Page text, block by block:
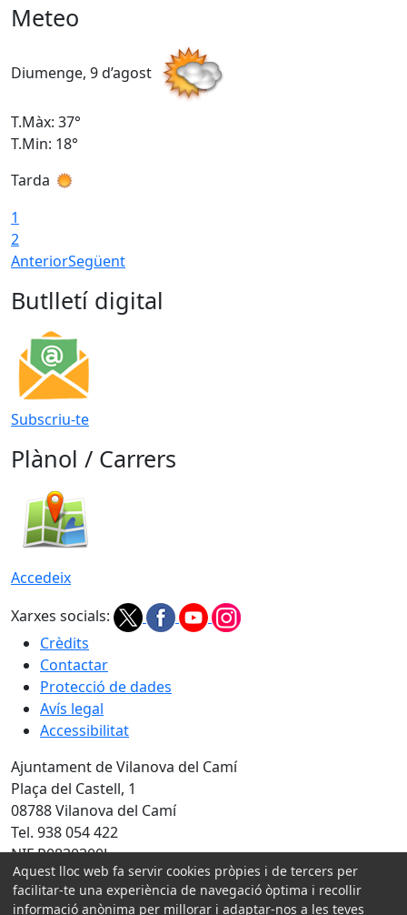
Meteo
Diumenge, 9 d’agost
T.Màx: 37°
T.Min: 18°
Tarda
1
2
AnteriorSegüent
Butlletí digital
Subscriu-te
Plànol / Carrers
Accedeix
Xarxes socials:
Crèdits
Contactar
Protecció de dades
Avís legal
Accessibilitat
Ajuntament de Vilanova del Camí
Plaça del Castell, 1
08788 Vilanova del Camí
Tel. 938 054 422
NIF P0830300J
Amb la col·laboració de:
Aquest lloc web fa servir cookies pròpies i de tercers per
facilitar-te una experiència de navegació òptima i recollir
informació anònima per millorar i adaptar-nos a les teves